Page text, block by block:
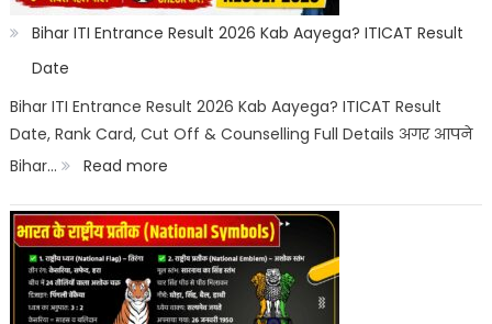
Expected
Rank
List
Merit
List
Bihar ITI Entrance Result 2026 Kab Aayega? ITICAT Result
Date
Bihar ITI Entrance Result 2026 Kab Aayega? ITICAT Result
Date, Rank Card, Cut Off & Counselling Full Details अगर आपने
Bihar…
Read more:
Bihar
ITI
Entrance
Result